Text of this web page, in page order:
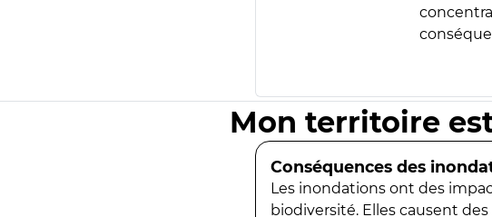
Mon territoire
Conséquences des
Les inondations ont des
biodiversité. Elles causent